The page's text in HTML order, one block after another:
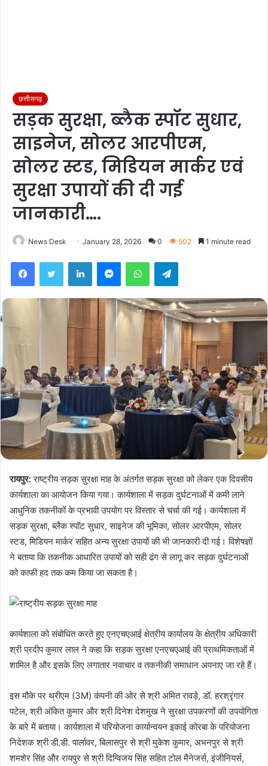
छत्तीसगढ़
सड़क सुरक्षा, ब्लैक स्पॉट सुधार,
साइनेज, सोलर आरपीएम,
सोलर स्टड, मिडियन मार्कर एवं
सुरक्षा उपायों की दी गई
जानकारी….
News Desk January 28, 2026 0 502 1 minute read
रायपुर:राष्ट्रीय सड़क सुरक्षा माह के अंतर्गत सड़क सुरक्षा को लेकर एक दिवसीय
कार्यशाला का आयोजन किया गया। कार्यशाला में सड़क दुर्घटनाओं में कमी लाने
आधुनिक तकनीकों के प्रभावी उपयोग पर विस्तार से चर्चा की गई। कार्यशाला में
सड़क सुरक्षा, ब्लैक स्पॉट सुधार, साइनेज की भूमिका, सोलर आरपीएम, सोलर
स्टड, मिडियन मार्कर सहित अन्य सुरक्षा उपायों की भी जानकारी दी गई। विशेषज्ञों
ने बताया कि तकनीक आधारित उपायों को सही ढंग से लागू कर सड़क दुर्घटनाओं
को काफी हद तक कम किया जा सकता है।
कार्यशाला को संबोधित करते हुए एनएचएआई क्षेत्रीय कार्यालय के क्षेत्रीय अधिकारी
श्री प्रदीप कुमार लाल ने कहा कि सड़क सुरक्षा एनएचएआई की प्राथमिकताओं में
शामिल है और इसके लिए लगातार नवाचार व तकनीकी समाधान अपनाए जा रहे हैं।
इस मौके पर थ्रीएम (3M) कंपनी की ओर से श्री अमित रावड़े, डॉ. हरश्रृंगार
पटेल, श्री अंकित कुमार और श्री दिनेश देशमुख ने सुरक्षा उपकरणों की उपयोगिता
के बारे में बताया। कार्यशाला में परियोजना कार्यान्वयन इकाई कोरबा के परियोजना
निदेशक श्री डी.डी. पार्लावर, बिलासपुर से श्री मुकेश कुमार, अभनपुर से श्री
शमशेर सिंह और रायपुर से श्री दिग्विजय सिंह सहित टोल मैनेजर्स, इंजीनियर्स,